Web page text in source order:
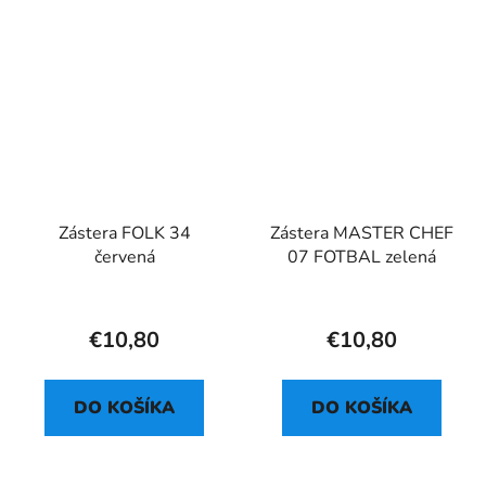
Zástera FOLK 34
červená
€10,80
DO KOŠÍKA
Zástera MASTER CHEF
07 FOTBAL zelená
€10,80
DO KOŠÍKA